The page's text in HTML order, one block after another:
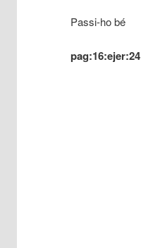
Passi-ho bé
pag:16:ejer:24